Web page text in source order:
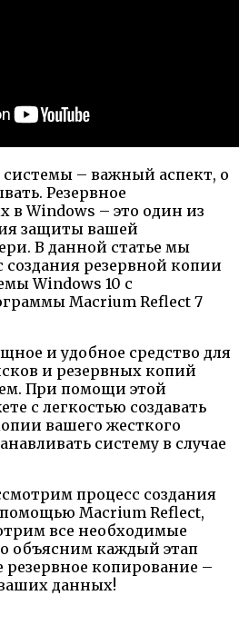
системы – важный аспект, о
Резервное
в Windows – это один из
защиты вашей
В данной статье мы
создания резервной копии
Windows 10 с
Macrium Reflect 7
и удобное средство для
и резервных копий
При помощи этой
с легкостью создавать
вашего жесткого
систему в случае
процесс создания
помощью Macrium Reflect,
все необходимые
объясним каждый этап
резервное копирование –
данных!